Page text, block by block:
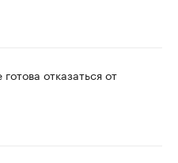
отказаться от